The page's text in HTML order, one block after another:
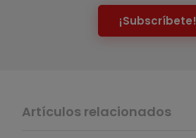
¡Subscríbete!
Artículos relacionados